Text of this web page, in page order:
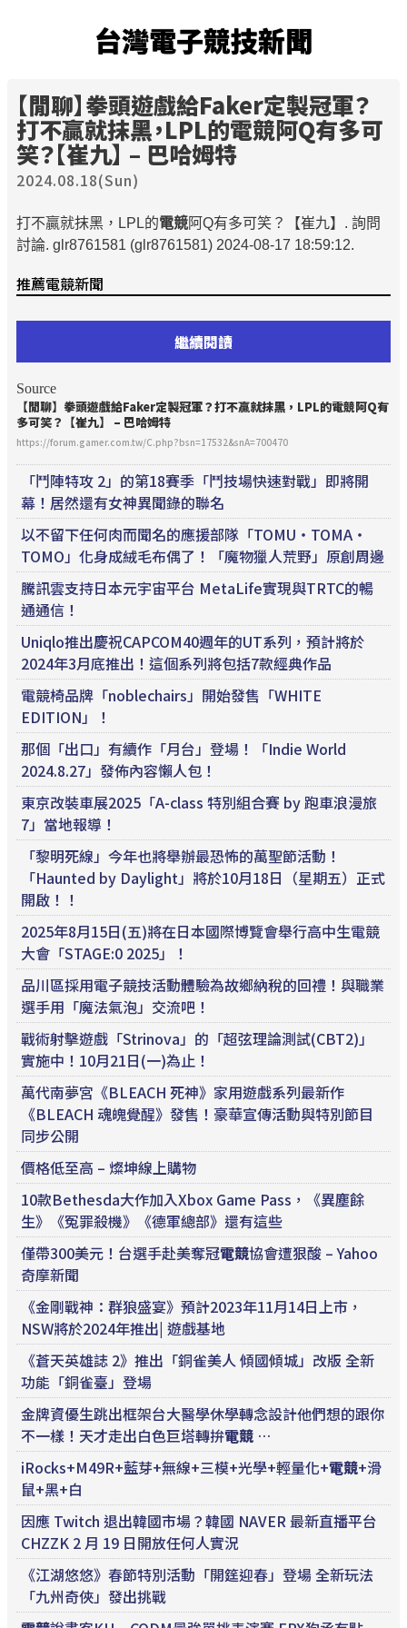
台灣電子競技新聞
【閒聊】拳頭遊戲給Faker定製冠軍？
打不贏就抹黑，LPL的電競阿Q有多可
笑？【崔九】 – 巴哈姆特
2024.08.18(Sun)
打不贏就抹黑，LPL的電競阿Q有多可笑？【崔九】. 詢問
討論. glr8761581 (glr8761581) 2024-08-17 18:59:12.
推薦電競新聞
繼續閱讀
Source
【閒聊】拳頭遊戲給Faker定製冠軍？打不贏就抹黑，LPL的電競阿Q有
多可笑？【崔九】 – 巴哈姆特
https://forum.gamer.com.tw/C.php?bsn=17532&snA=700470
「鬥陣特攻 2」的第18賽季「鬥技場快速對戰」即將開
幕！居然還有女神異聞錄的聯名
以不留下任何肉而聞名的應援部隊「TOMU・TOMA・
TOMO」化身成絨毛布偶了！「魔物獵人荒野」原創周邊
騰訊雲支持日本元宇宙平台 MetaLife實現與TRTC的暢
通通信！
Uniqlo推出慶祝CAPCOM40週年的UT系列，預計將於
2024年3月底推出！這個系列將包括7款經典作品
電競椅品牌「noblechairs」開始發售「WHITE
EDITION」！
那個「出口」有續作「月台」登場！「Indie World
2024.8.27」發佈內容懶人包！
東京改裝車展2025「A-class 特別組合賽 by 跑車浪漫旅
7」當地報導！
「黎明死線」今年也將舉辦最恐怖的萬聖節活動！
「Haunted by Daylight」將於10月18日（星期五）正式
開啟！！
2025年8月15日(五)將在日本國際博覽會舉行高中生電競
大會「STAGE:0 2025」！
品川區採用電子競技活動體驗為故鄉納稅的回禮！與職業
選手用「魔法氣泡」交流吧！
戰術射擊遊戲「Strinova」的「超弦理論測試(CBT2)」
實施中！10月21日(一)為止！
萬代南夢宮《BLEACH 死神》家用遊戲系列最新作
《BLEACH 魂魄覺醒》發售！豪華宣傳活動與特別節目
同步公開
價格低至高 – 燦坤線上購物
10款Bethesda大作加入Xbox Game Pass，《異塵餘
生》《冤罪殺機》《德軍總部》還有這些
僅帶300美元！台選手赴美奪冠電競協會遭狠酸 – Yahoo
奇摩新聞
《金剛戰神：群狼盛宴》預計2023年11月14日上市，
NSW將於2024年推出| 遊戲基地
《蒼天英雄誌 2》推出「銅雀美人 傾國傾城」改版 全新
功能「銅雀臺」登場
金牌資優生跳出框架台大醫學休學轉念設計他們想的跟你
不一樣！天才走出白色巨塔轉拚電競 …
iRocks+M49R+藍芽+無線+三模+光學+輕量化+電競+滑
鼠+黑+白
因應 Twitch 退出韓國市場？韓國 NAVER 最新直播平台
CHZZK 2 月 19 日開放任何人實況
《江湖悠悠》春節特別活動「開筳迎春」登場 全新玩法
「九州奇俠」發出挑戰